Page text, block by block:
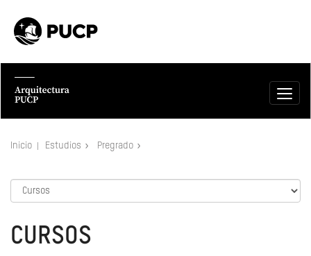
Inicio Estudios Pregrado
CURSOS